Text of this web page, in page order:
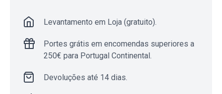
Levantamento em Loja (gratuito).
Portes grátis em encomendas superiores a
250€ para Portugal Continental.
Devoluções até 14 dias.